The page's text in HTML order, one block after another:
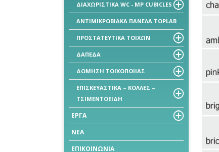
ΔΙΑΧΩΡΙΣΤΙΚΑ WC - MP CUBICLES
ΑΝΤΙΜΙΚΡΟΒΙΑΚΑ ΠΑΝΕΛΑ TOPLAB
ΠΡΟΣΤΑΤΕΥΤΙΚΑ ΤΟΙΧΩΝ
ΔΑΠΕΔΑ
ΔΟΜΗΣΗ ΤΟΙΧΟΠΟΙΙΑΣ
ΕΠΙΣΚΕΥΑΣΤΙΚΑ – ΚΟΛΛΕΣ –
ΤΣΙΜΕΝΤΟΕΙΔΗ
ΕΡΓΑ
ΝΕΑ
ΕΠΙΚΟΙΝΩΝΙΑ